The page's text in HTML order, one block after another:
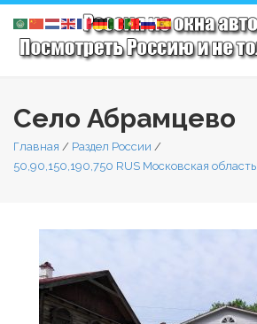
Село Абрамцево
Главная / Раздел России /
50,90,150,190,750 RUS Московская область